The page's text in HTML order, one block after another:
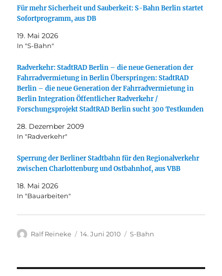
Für mehr Sicherheit und Sauberkeit: S-Bahn Berlin startet
Sofortprogramm, aus DB
19. Mai 2026
In "S-Bahn"
Radverkehr: StadtRAD Berlin – die neue Generation der
Fahrradvermietung in Berlin Überspringen: StadtRAD
Berlin – die neue Generation der Fahrradvermietung in
Berlin Integration Öffentlicher Radverkehr /
Forschungsprojekt StadtRAD Berlin sucht 300 Testkunden
28. Dezember 2009
In "Radverkehr"
Sperrung der Berliner Stadtbahn für den Regionalverkehr
zwischen Charlottenburg und Ostbahnhof, aus VBB
18. Mai 2026
In "Bauarbeiten"
Autor
Ralf Reineke
Veröffentlicht
14. Juni 2010 Kategorien
S-Bahn